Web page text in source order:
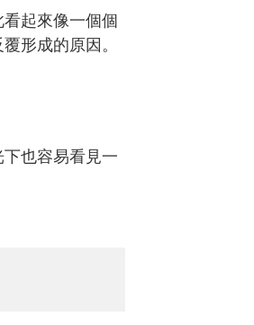
起來像一個個
形成的原因。
也容易看見一